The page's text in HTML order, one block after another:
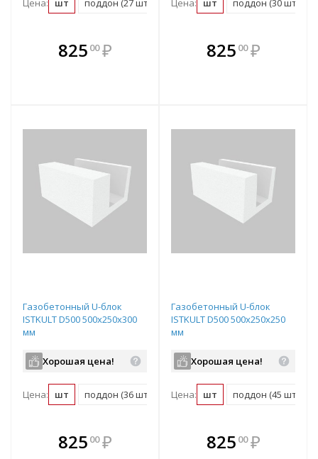
Цена: шт поддон (27 шт)
825 00 ₽
В комплекте
всегда выгоднее!
Цена: шт поддон (30 шт)
В комплекте
всегда выгоднее!
825 00 ₽
Газобетонный U-блок
ISTKULT D500 500х250х300
мм
Хорошая цена!
Цена: шт поддон (36 шт)
825 00 ₽
В комплекте
всегда выгоднее!
Газобетонный U-блок
ISTKULT D500 500х250х250
мм
Хорошая цена!
Цена: шт поддон (45 шт)
В комплекте
всегда выгоднее!
825 00 ₽